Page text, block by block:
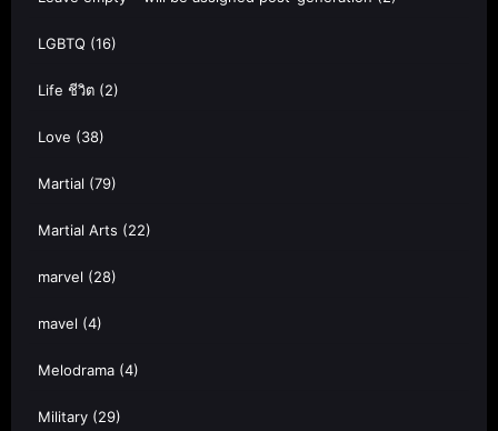
LGBTQ (16)
Life ชีวิต (2)
Love (38)
Martial (79)
Martial Arts (22)
marvel (28)
mavel (4)
Melodrama (4)
Military (29)